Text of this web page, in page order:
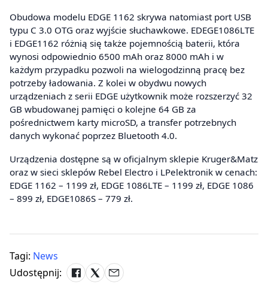
Obudowa modelu EDGE 1162 skrywa natomiast port USB
typu C 3.0 OTG oraz wyjście słuchawkowe. EDEGE1086LTE
i EDGE1162 różnią się także pojemnością baterii, która
wynosi odpowiednio 6500 mAh oraz 8000 mAh i w
każdym przypadku pozwoli na wielogodzinną pracę bez
potrzeby ładowania. Z kolei w obydwu nowych
urządzeniach z serii EDGE użytkownik może rozszerzyć 32
GB wbudowanej pamięci o kolejne 64 GB za
pośrednictwem karty microSD, a transfer potrzebnych
danych wykonać poprzez Bluetooth 4.0.
Urządzenia dostępne są w oficjalnym sklepie Kruger&Matz
oraz w sieci sklepów Rebel Electro i LPelektronik w cenach:
EDGE 1162 – 1199 zł, EDGE 1086LTE – 1199 zł, EDGE 1086
– 899 zł, EDGE1086S – 779 zł.
Tagi: News
Udostępnij: